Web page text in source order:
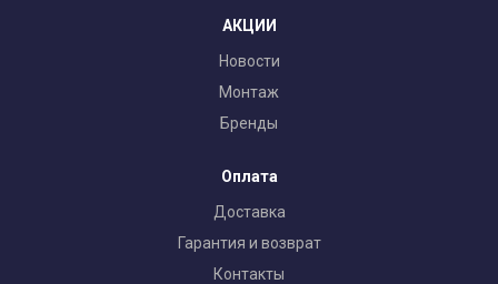
АКЦИИ
Новости
Монтаж
Бренды
Оплата
Доставка
Гарантия и возврат
Контакты